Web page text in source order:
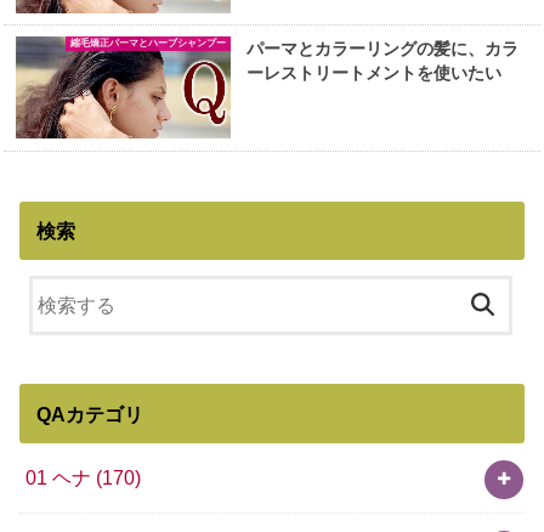
縮毛矯正パーマとハーブシャンプー
パーマとカラーリングの髪に、カラ
ーレストリートメントを使いたい
検索
QAカテゴリ
01 ヘナ (170)